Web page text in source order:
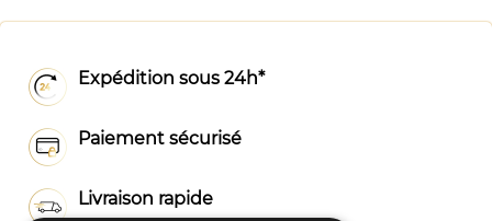
Expédition sous 24h*
Paiement sécurisé
Livraison rapide